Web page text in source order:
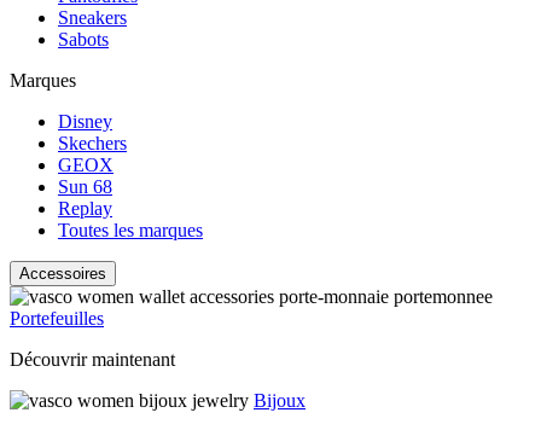
Sneakers
Sabots
Marques
Disney
Skechers
GEOX
Sun 68
Replay
Toutes les marques
Accessoires
Portefeuilles
Découvrir maintenant
Bijoux